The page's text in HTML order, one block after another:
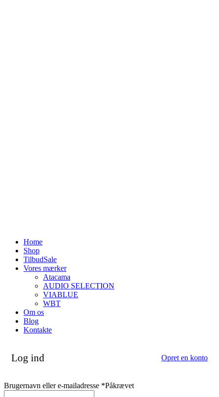
Home
Shop
TilbudSale
Vores mærker
Atacama
AUDIO SELECTION
VIABLUE
WBT
Om os
Blog
Kontakte
Log ind Opret en konto
Brugernavn eller e-mailadresse *Påkrævet